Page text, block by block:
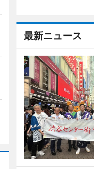
最新ニュース